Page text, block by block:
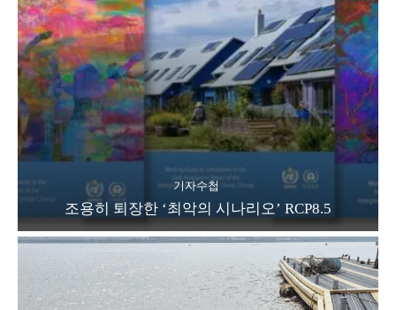
기자수첩
조용히 퇴장한 ‘최악의 시나리오’ RCP8.5